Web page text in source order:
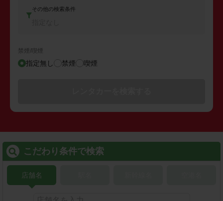
その他の検索条件
禁煙/喫煙
指定無し 禁煙 喫煙
こだわり条件で検索
店舗名